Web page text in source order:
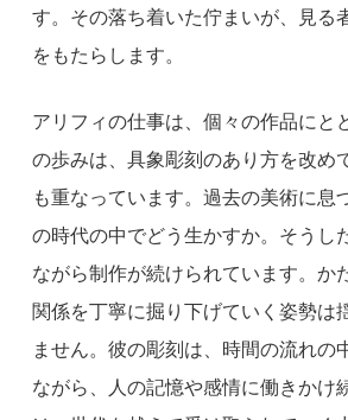
す。その落ち着いた佇まいが、見る
をもたらします。
アリフィの仕事は、個々の作品にと
の歩みは、具象彫刻のあり方を改め
も重なっています。過去の美術に息
の時代の中でどう生かすか。そうし
ながら制作が続けられています。か
関係を丁寧に掘り下げていく姿勢は
ません。彼の彫刻は、時間の流れの
ながら、人の記憶や感情に働きかけ